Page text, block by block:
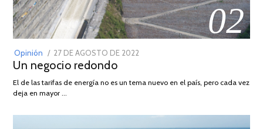
02
Opinión
POSTED
ON
27 DE AGOSTO DE 2022
DE
Un negocio redondo
El de las tarifas de energía no es un tema nuevo en el país, pero cada vez
deja en mayor …